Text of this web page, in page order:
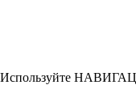
Используйте